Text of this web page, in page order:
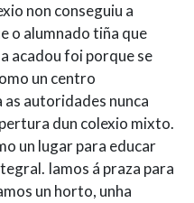
non conseguiu a
o alumnado tiña que
acadou foi porque se
un centro
autoridades nunca
dun colexio mixto.
un lugar para educar
Iamos á praza para
un horto, unha